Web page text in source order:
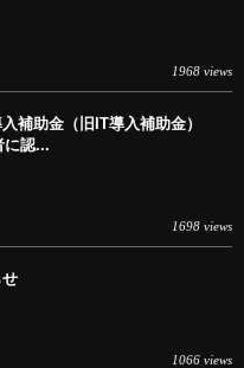
1968 views
補助金（旧IT導入補助金）
認...
1698 views
1066 views